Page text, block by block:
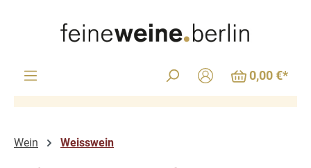
0,00 €*
Wein Weisswein